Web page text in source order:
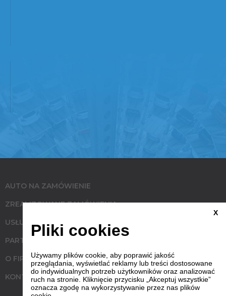
AUTO NA ZAMÓWIENIE
ZREALIZOWANE ZAMÓWIENIA
USŁUGI
PARTNERZY
O FIRMIE
KONTAKT
X
Pliki cookies
Używamy plików cookie, aby poprawić jakość
przeglądania, wyświetlać reklamy lub treści dostosowane
do indywidualnych potrzeb użytkowników oraz analizować
ruch na stronie. Kliknięcie przycisku „Akceptuj wszystkie”
oznacza zgodę na wykorzystywanie przez nas plików